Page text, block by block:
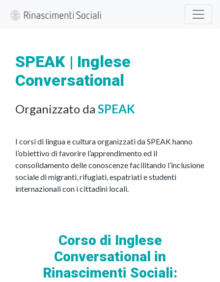
SPEAK | Inglese
Conversational
Organizzato da SPEAK
I corsi di lingua e cultura organizzati da SPEAK hanno
l’obiettivo di favorire l’apprendimento ed il
consolidamento delle conoscenze facilitando l’inclusione
sociale di migranti, rifugiati, espatriati e studenti
internazionali con i cittadini locali.
Corso di Inglese
Conversational in
Rinascimenti Sociali: